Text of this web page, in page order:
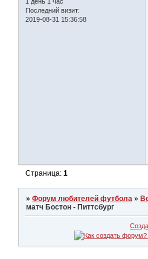
Последний визит:
2019-08-31 15:36:58
Страница:1
»Форум любителей футбола »
матч Бостон - Питтсбург